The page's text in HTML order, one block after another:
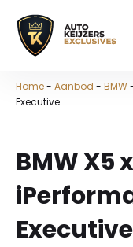
Home- Aanbod - BMW
Executive
BMW X5
Executive